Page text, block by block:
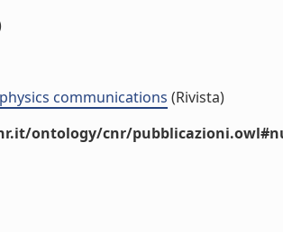
communications (Rivista)
ontology/cnr/